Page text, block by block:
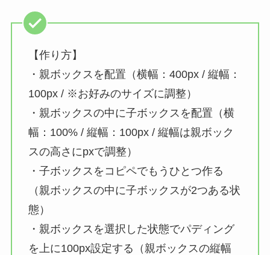
【作り方】
・親ボックスを配置（横幅：400px / 縦幅：
100px / ※お好みのサイズに調整）
・親ボックスの中に子ボックスを配置（横
幅：100% / 縦幅：100px / 縦幅は親ボック
スの高さにpxで調整）
・子ボックスをコピペでもうひとつ作る
（親ボックスの中に子ボックスが2つある状
態）
・親ボックスを選択した状態でパディング
を上に100px設定する（親ボックスの縦幅